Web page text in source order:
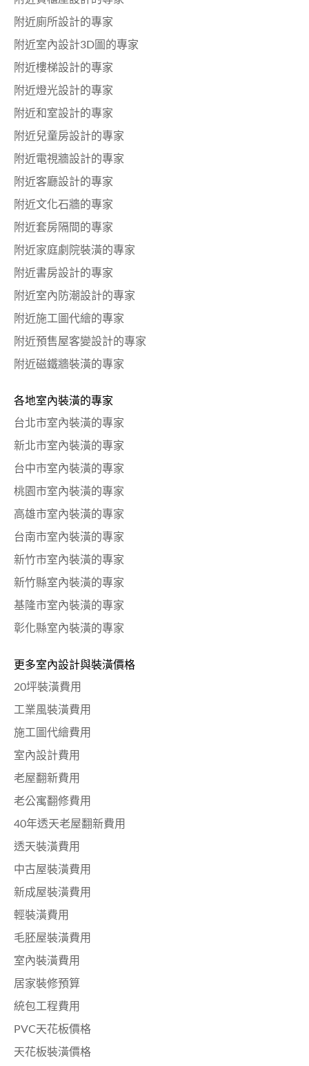
附近廁所設計的專家
附近室內設計3D圖的專家
附近樓梯設計的專家
附近燈光設計的專家
附近和室設計的專家
附近兒童房設計的專家
附近電視牆設計的專家
附近客廳設計的專家
附近文化石牆的專家
附近套房隔間的專家
附近家庭劇院裝潢的專家
附近書房設計的專家
附近室內防潮設計的專家
附近施工圖代繪的專家
附近預售屋客變設計的專家
附近磁鐵牆裝潢的專家
各地室內裝潢的專家
台北市室內裝潢的專家
新北市室內裝潢的專家
台中市室內裝潢的專家
桃園市室內裝潢的專家
高雄市室內裝潢的專家
台南市室內裝潢的專家
新竹市室內裝潢的專家
新竹縣室內裝潢的專家
基隆市室內裝潢的專家
彰化縣室內裝潢的專家
更多室內設計與裝潢價格
20坪裝潢費用
工業風裝潢費用
施工圖代繪費用
室內設計費用
老屋翻新費用
老公寓翻修費用
40年透天老屋翻新費用
透天裝潢費用
中古屋裝潢費用
新成屋裝潢費用
輕裝潢費用
毛胚屋裝潢費用
室內裝潢費用
居家裝修預算
統包工程費用
PVC天花板價格
天花板裝潢價格